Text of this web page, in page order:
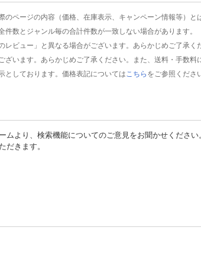
ページの内容（価格、在庫表示、キャンペーン情報等）と
数とジャンル毎の合計件数が一致しない場合があります。
ビュー」と異なる場合がございます。あらかじめご了承く
います。あらかじめご了承ください。また、送料・手数料
しております。価格表記については こちら をご参照くださ
より、検索機能についてのご意見をお聞かせください
だきます。